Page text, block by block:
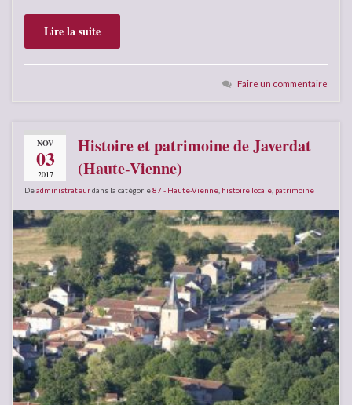
Lire la suite
Faire un commentaire
NOV
03
2017
Histoire et patrimoine de Javerdat
(Haute-Vienne)
Deadministrateurdans la catégorie87 - Haute-Vienne histoire locale patrimoine